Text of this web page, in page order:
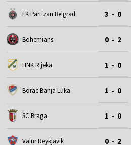
FK Partizan Belgrad 3 - 0
Bohemians 0 - 2
HNK Rijeka 1 - 0
Borac Banja Luka 1 - 0
SC Braga 1 - 0
Valur Reykjavik 0 - 2